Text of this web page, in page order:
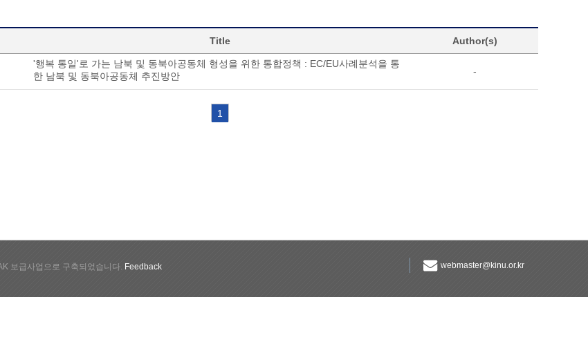
Title Author(s)
'행복 통일'로 가는 남북 및 동북아공동체 형성을 위한 통합정책 : EC/EU사례분석을 통
한 남북 및 동북아공동체 추진방안
-
1
webmaster@kinu.or.kr
보급사업으로 구축되었습니다. Feedback